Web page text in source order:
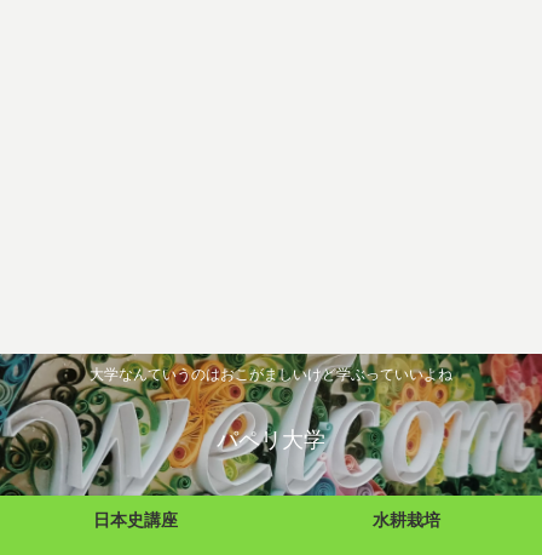
大学なんていうのはおこがましいけど学ぶっていいよね
パペリ大学
日本史講座 水耕栽培